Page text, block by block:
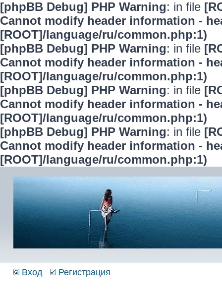
[phpBB Debug] PHP Warning: in file
Cannot modify header information -
[ROOT]/language/ru/common.php:1)
[phpBB Debug] PHP Warning: in file
Cannot modify header information -
[ROOT]/language/ru/common.php:1)
[phpBB Debug] PHP Warning: in file
Cannot modify header information -
[ROOT]/language/ru/common.php:1)
[phpBB Debug] PHP Warning: in file
Cannot modify header information -
[ROOT]/language/ru/common.php:1)
Вход Регистрация